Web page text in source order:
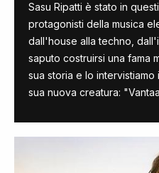
Sasu Ripatti è stato in
protagonisti della musica
dall'house alla techno,
saputo costruirsi una fama
sua storia e lo
sua nuova creatura: